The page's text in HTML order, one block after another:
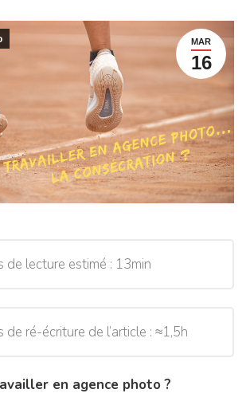
MAR
16
de lecture estimé : 13min
de ré-écriture de l’article : ≈1,5h
en agence photo ?